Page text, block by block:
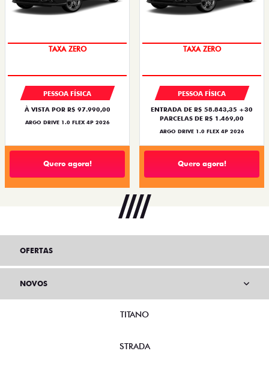
TAXA ZERO
PESSOA FÍSICA
À VISTA POR R$ 97.990,00
ARGO DRIVE 1.0 FLEX 4P 2026
Quero agora!
TAXA ZERO
PESSOA FÍSICA
ENTRADA DE R$ 58.843,35 +30
PARCELAS DE R$ 1.469,00
ARGO DRIVE 1.0 FLEX 4P 2026
Quero agora!
OFERTAS
NOVOS
TITANO
STRADA